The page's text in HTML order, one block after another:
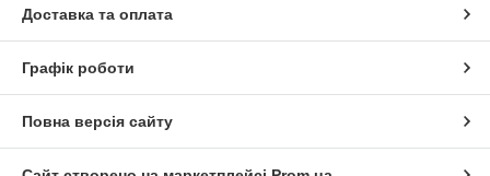
Доставка та оплата
Графік роботи
Повна версія сайту